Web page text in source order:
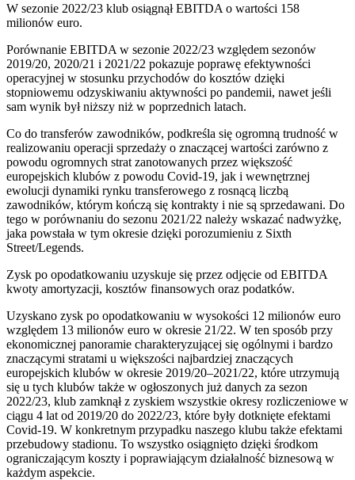
W sezonie 2022/23 klub osiągnął EBITDA o wartości 158
milionów euro.
Porównanie EBITDA w sezonie 2022/23 względem sezonów
2019/20, 2020/21 i 2021/22 pokazuje poprawę efektywności
operacyjnej w stosunku przychodów do kosztów dzięki
stopniowemu odzyskiwaniu aktywności po pandemii, nawet jeśli
sam wynik był niższy niż w poprzednich latach.
Co do transferów zawodników, podkreśla się ogromną trudność w
realizowaniu operacji sprzedaży o znaczącej wartości zarówno z
powodu ogromnych strat zanotowanych przez większość
europejskich klubów z powodu Covid-19, jak i wewnętrznej
ewolucji dynamiki rynku transferowego z rosnącą liczbą
zawodników, którym kończą się kontrakty i nie są sprzedawani. Do
tego w porównaniu do sezonu 2021/22 należy wskazać nadwyżkę,
jaka powstała w tym okresie dzięki porozumieniu z Sixth
Street/Legends.
Zysk po opodatkowaniu uzyskuje się przez odjęcie od EBITDA
kwoty amortyzacji, kosztów finansowych oraz podatków.
Uzyskano zysk po opodatkowaniu w wysokości 12 milionów euro
względem 13 milionów euro w okresie 21/22. W ten sposób przy
ekonomicznej panoramie charakteryzującej się ogólnymi i bardzo
znaczącymi stratami u większości najbardziej znaczących
europejskich klubów w okresie 2019/20–2021/22, które utrzymują
się u tych klubów także w ogłoszonych już danych za sezon
2022/23, klub zamknął z zyskiem wszystkie okresy rozliczeniowe w
ciągu 4 lat od 2019/20 do 2022/23, które były dotknięte efektami
Covid-19. W konkretnym przypadku naszego klubu także efektami
przebudowy stadionu. To wszystko osiągnięto dzięki środkom
ograniczającym koszty i poprawiającym działalność biznesową w
każdym aspekcie.